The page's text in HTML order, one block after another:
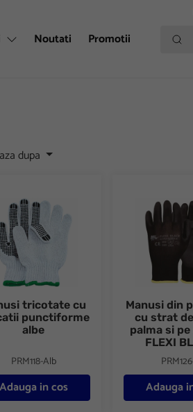
Noutati Promotii
dupa
tricotate cu
punctiforme
albe
PRM118-Alb
Adauga in cos
Manusi din
cu strat
palma si
FLEXI
Adauga